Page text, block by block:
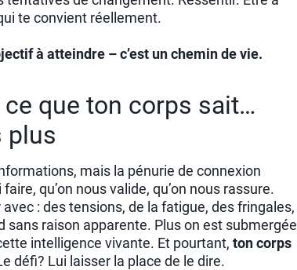
te convient réellement.
à atteindre – c’est un chemin de vie.
ce que ton corps sait…
plus
mais la pénurie de connexion
qu’on nous valide, qu’on nous rassure.
: des tensions, de la fatigue, des fringales,
sans raison apparente. Plus on est submergée
intelligence vivante. Et pourtant, ton corps
défi? Lui laisser la place de le dire.